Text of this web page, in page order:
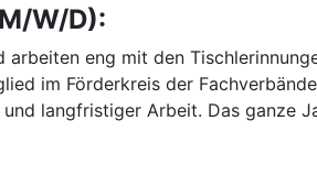
W/D):
eng mit den
im Förderkreis der Fachverbände
langfristiger Arbeit. Das ganze